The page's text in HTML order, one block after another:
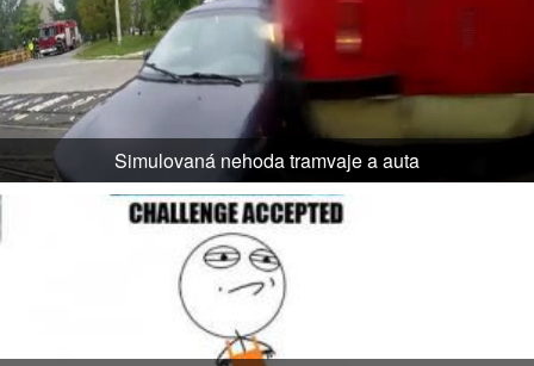
Simulovaná nehoda tramvaje a auta